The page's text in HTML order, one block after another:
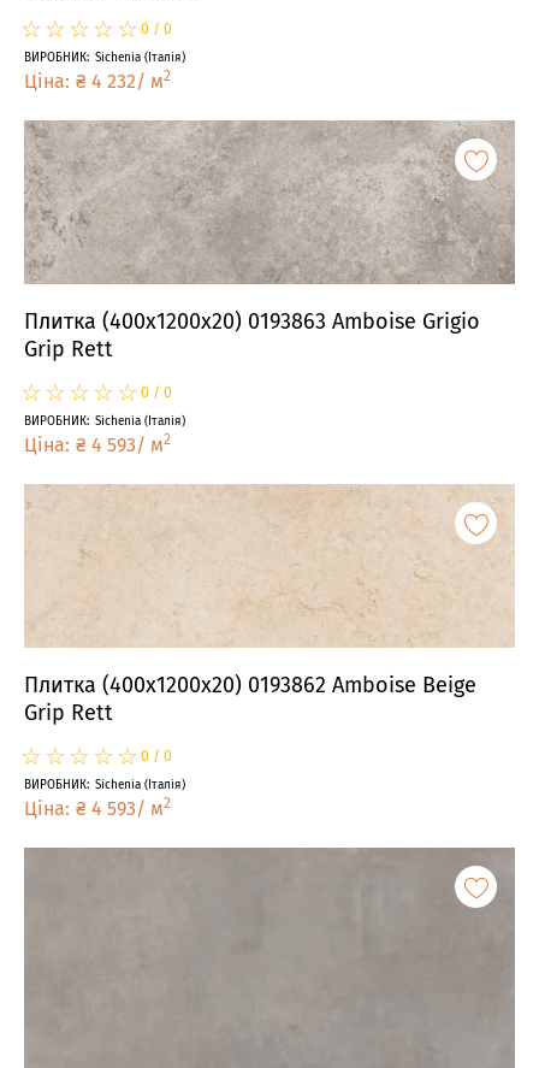
☆
★☆
★☆
★☆
★☆
★ 0 / 0
ВИРОБНИК: Sichenia ( Італія)
Ціна: ₴ 4 232/ м2
Плитка (400x1200x20) 0193863 Amboise Grigio
Grip Rett
☆
★☆
★☆
★☆
★☆
★ 0 / 0
ВИРОБНИК: Sichenia ( Італія)
Ціна: ₴ 4 593/ м2
Плитка (400x1200x20) 0193862 Amboise Beige
Grip Rett
☆
★☆
★☆
★☆
★☆
★ 0 / 0
ВИРОБНИК: Sichenia ( Італія)
Ціна: ₴ 4 593/ м2